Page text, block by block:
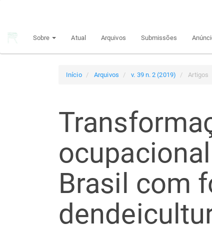
principal
Sobre Atual Arquivos Submissões
Início Arquivos v. 39 n. 2 (2019) Artigos
Brasil com